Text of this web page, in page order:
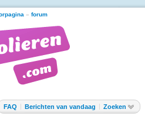
» forum
FAQ Berichten van vandaag Zoeken